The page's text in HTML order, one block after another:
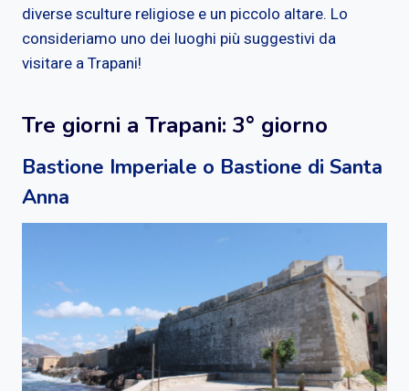
diverse sculture religiose e un piccolo altare. Lo
consideriamo uno dei luoghi più suggestivi da
visitare a Trapani!
Tre giorni a Trapani: 3° giorno
Bastione Imperiale o Bastione di Santa
Anna